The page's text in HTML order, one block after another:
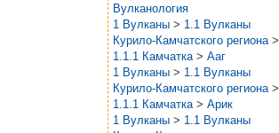
Вулканология
1 Вулканы > 1.1 Вулканы
Курило-Камчатского региона >
1.1.1 Камчатка > Ааг
1 Вулканы > 1.1 Вулканы
Курило-Камчатского региона >
1.1.1 Камчатка > Арик
1 Вулканы > 1.1 Вулканы